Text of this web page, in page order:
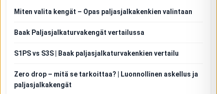
Miten valita kengät – Opas paljasjalkakenkien valintaan
Baak Paljasjalkaturvakengät vertailussa
S1PS vs S3S | Baak paljasjalkaturvakenkien vertailu
Zero drop – mitä se tarkoittaa? | Luonnollinen askellus ja
paljasjalkakengät